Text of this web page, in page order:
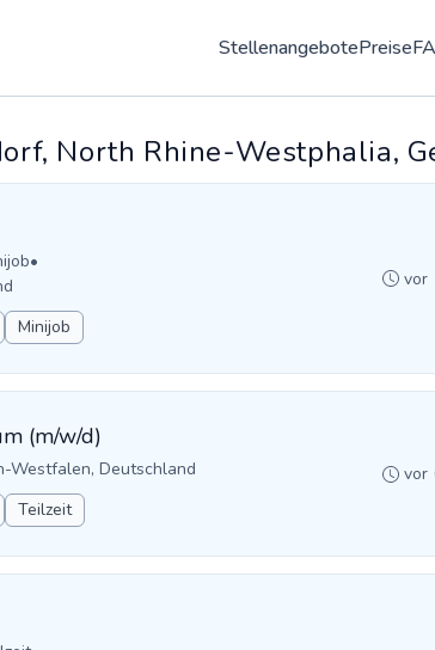
StellenangebotePreise
North Rhine-Westphalia,
•
Minijob
vor
(m/w/d)
Westfalen, Deutschland
Teilzeit
vor